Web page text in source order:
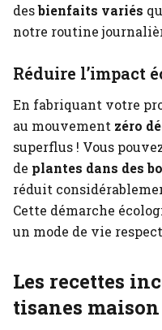
desbienfaits variés
notre routine
Réduire l’impact
En fabriquant votre
au mouvement zéro
superflus ! Vous
de plantes dans des
réduit
Cette démarche
un mode de vie
Les recettes
tisanes maison